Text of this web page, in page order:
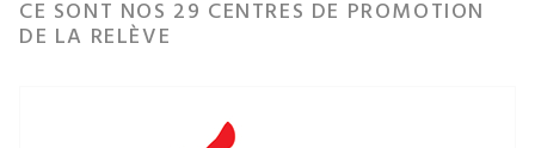
CE SONT NOS 29 CENTRES DE PROMOTION
DE LA RELÈVE